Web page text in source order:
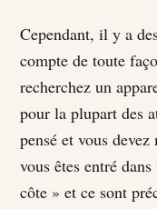
Cependant, il y a
compte de toute
recherchez un
pour la plupart des
pensé et vous
vous êtes entré
côte » et ce sont